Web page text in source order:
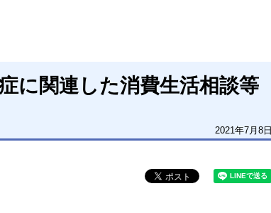
に関連した消費生活相談等
2021年7月8日